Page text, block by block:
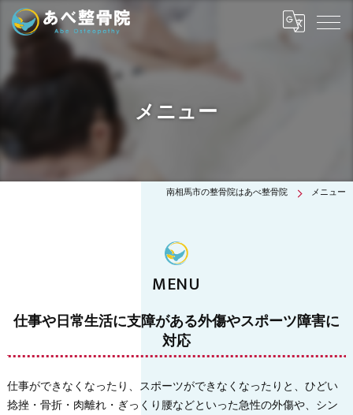
メニュー
南相馬市の整骨院はあべ整骨院 メニュー
MENU
仕事や日常生活に支障がある外傷やスポーツ障害に
対応
仕事ができなくなったり、スポーツができなくなったりと、ひどい
捻挫・骨折・肉離れ・ぎっくり腰などといった急性の外傷や、シン